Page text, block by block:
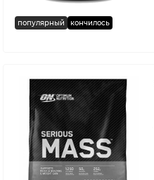
популярный кончилось